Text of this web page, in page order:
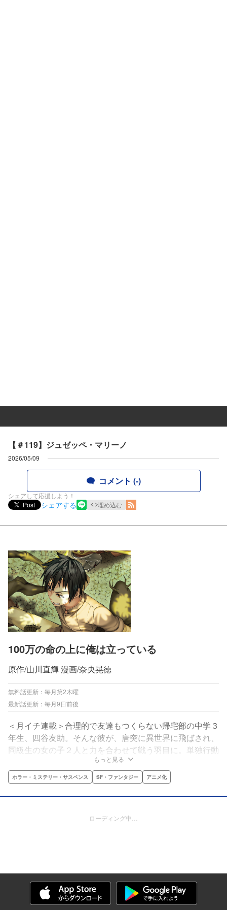
【＃119】ジュゼッペ・マリーノ
2026/05/09
コメント (-)
シェアして応援しよう！
Post
シェアする 埋め込む
100万の命の上に俺は立っている
原作/山川直輝 漫画/奈央晃徳
無料話更新：毎月第2木曜
最新話更新：毎月9日前後
＜月イチ連載＞合理的で友達もつくらない帰宅部の中学３
年生、四谷友助。そんな彼が、唐突に異世界に飛ばされ、
同級生の女の子２人と力を合わせて戦う羽目に。単独行動
大好き、独自の視点でマイペース道を行く四谷は、主人公
としてどうなのか──!!?アンチファンタジーを謳う、ファ
ンタジー異色作!!
もっと見る
ホラー・ミステリー・サスペンス SF・ファンタジー アニメ化
ローディング中…